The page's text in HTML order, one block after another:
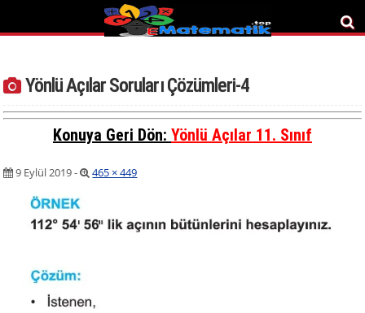
Yönlü Açılar Soruları Çözümleri-4
Konuya Geri Dön: Yönlü Açılar 11. Sınıf
9 Eylül 2019- 465 × 449